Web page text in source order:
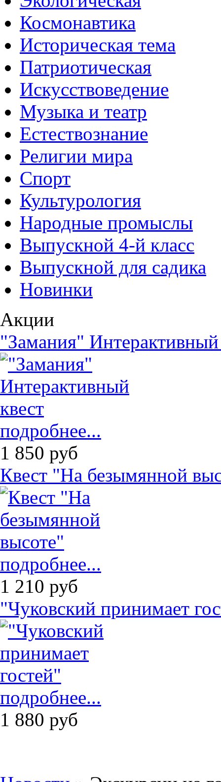
Космонавтика
Историческая тема
Патриотическая
Искусствоведение
Музыка и театр
Естествознание
Религии мира
Спорт
Культурология
Народные промыслы
Выпускной 4-й класс
Выпускной для садика
Новинки
Акции
"Замания" Интерактивный
подробнее...
1 850 руб
Квест "На безымянной
подробнее...
1 210 руб
"Чуковский принимает
подробнее...
1 880 руб